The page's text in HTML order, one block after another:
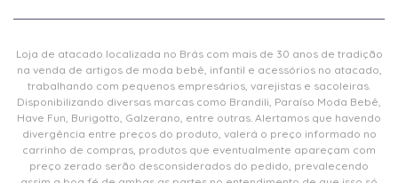
Loja de atacado localizada no Brás com mais de 30 anos de tradição
na venda de artigos de moda bebê, infantil e acessórios no atacado,
trabalhando com pequenos empresários, varejistas e sacoleiras.
Disponibilizando diversas marcas como Brandili, Paraíso Moda Bebê,
Have Fun, Burigotto, Galzerano, entre outras. Alertamos que havendo
divergência entre preços do produto, valerá o preço informado no
carrinho de compras, produtos que eventualmente apareçam com
preço zerado serão desconsiderados do pedido, prevalecendo